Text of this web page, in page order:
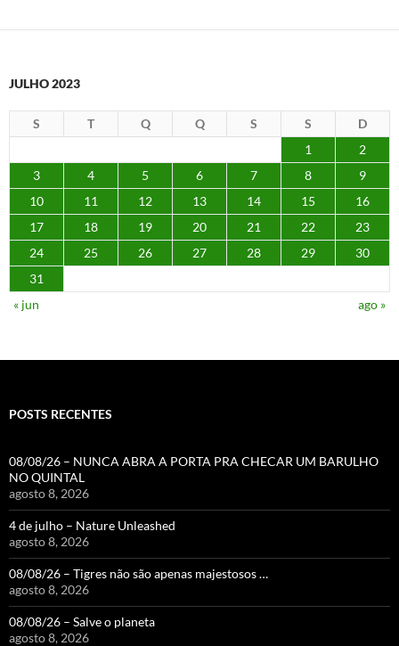
JULHO 2023
S T Q Q S S
D
1
2
3
4 5 6 7 8
9
10
11 12 13 14 15
16
17
18 19 20 21 22
23
24
25 26 27 28 29
30
31
« jun
ago »
POSTS RECENTES
08/08/26 – NUNCA ABRA A PORTA PRA CHECAR UM BARULHO
NO QUINTAL
agosto 8, 2026
4 de julho – Nature Unleashed
agosto 8, 2026
08/08/26 – Tigres não são apenas majestosos …
agosto 8, 2026
08/08/26 – Salve o planeta
agosto 8, 2026